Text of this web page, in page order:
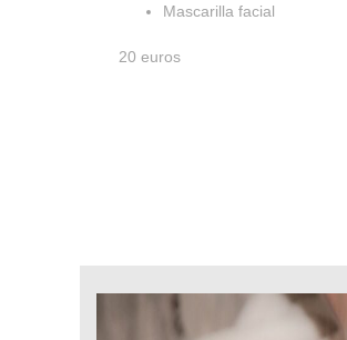
Mascarilla facial
20 euros